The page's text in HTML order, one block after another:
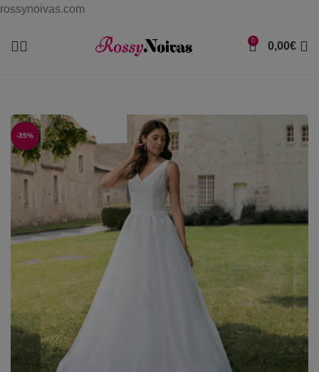
rossynoivas.com
0 0,00€
-35%